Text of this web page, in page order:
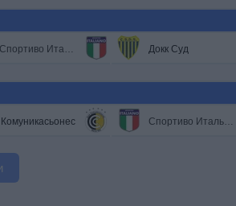
Спортиво Итальяно Докк Суд
Комуникасьонес Спортиво Итальяно